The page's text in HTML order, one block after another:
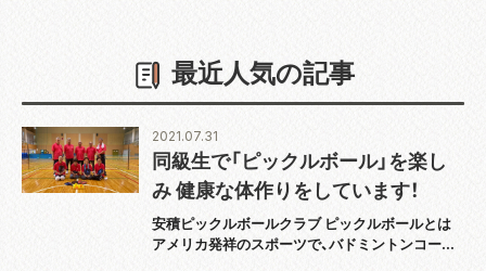
最近人気の記事
同級生で「ピックルボール」を楽し
み 健康な体作りをしています！
安積ピックルボールクラブ ピックルボールとは
アメリカ発祥のスポーツで、バドミントンコート
2021.07.31